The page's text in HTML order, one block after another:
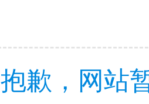
抱歉，网站